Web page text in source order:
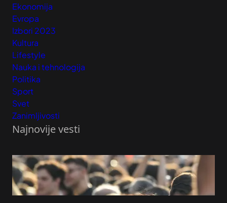
Ekonomija
Evropa
Izbori 2023
Kultura
Lifestyle
Nauka i tehnologija
Politika
Sport
Svet
Zanimljivosti
Najnovije vesti